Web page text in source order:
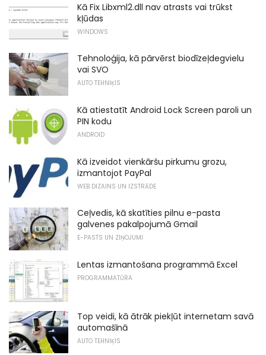
Kā Fix Libxml2.dll nav atrasts vai trūkst
kļūdas
WINDOWS
Tehnoloģija, kā pārvērst biodīzeļdegvielu
vai SVO
AUTO TEHNIĶIS
Kā atiestatīt Android Lock Screen paroli un
PIN kodu
ANDROID
Kā izveidot vienkāršu pirkumu grozu,
izmantojot PayPal
WEB DIZAINS UN IZSTRĀDE
Ceļvedis, kā skatīties pilnu e-pasta
galvenes pakalpojumā Gmail
E-PASTS UN ZIŅOJUMI
Lentas izmantošana programmā Excel
PROGRAMMATŪRA
Top veidi, kā ātrāk piekļūt internetam savā
automašīnā
AUTO TEHNIĶIS